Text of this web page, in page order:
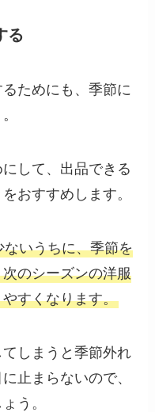
る
ためにも、季節に
して、出品できる
おすすめします。
いうちに、季節を
のシーズンの洋服
すくなります。
しまうと季節外れ
止まらないので、
う。